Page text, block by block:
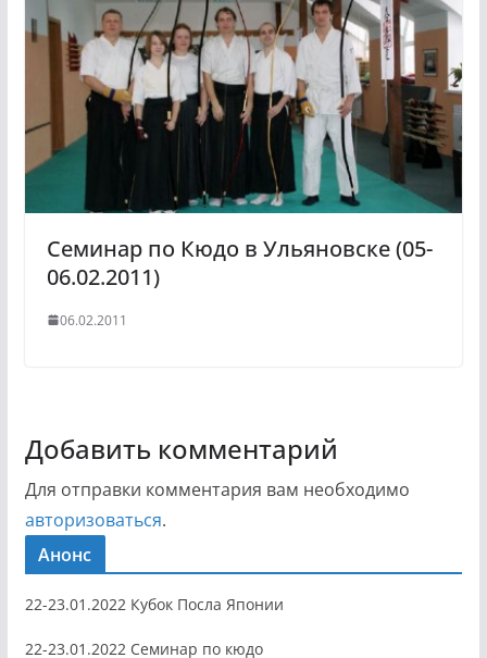
Семинар по Кюдо в Ульяновске (05-
06.02.2011)
06.02.2011
Добавить комментарий
Для отправки комментария вам необходимо
авторизоваться.
Анонс
22-23.01.2022 Кубок Посла Японии
22-23.01.2022 Семинар по кюдо